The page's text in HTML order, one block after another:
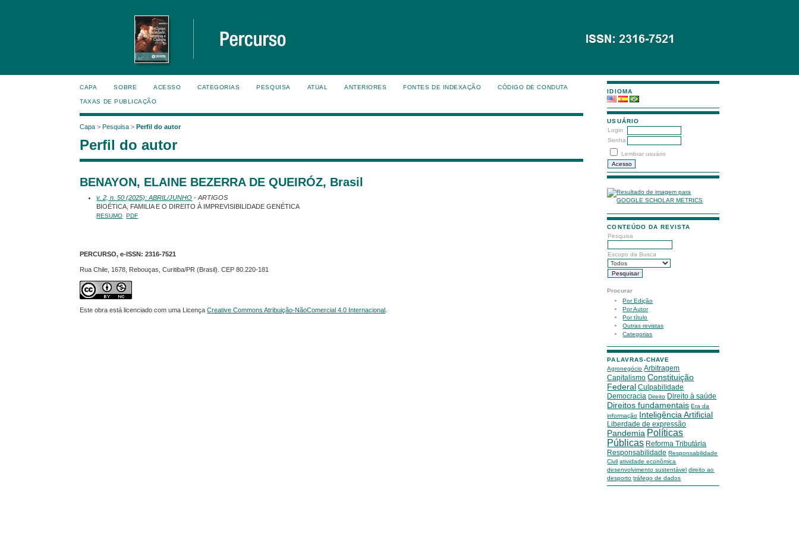
IDIOMA
USUÁRIO
Login
Senha
Lembrar usuário
CONTEÚDO DA REVISTA
Pesquisa
Escopo da Busca
Procurar
Por Edição
Por Autor
Por título
Outras revistas
Categorias
PALAVRAS-CHAVE
Agronegócio Arbitragem
Capitalismo Constituição
Federal Culpabilidade
Democracia Direito Direito à saúde
Direitos fundamentais Era da
informação Inteligência Artificial
Liberdade de expressão
Pandemia Políticas
Públicas Reforma Tributária
Responsabilidade Responsabilidade
Civil atividade econômica
desenvolvimento sustentável direito ao
desporto tráfego de dados
CAPA SOBRE ACESSO CATEGORIAS PESQUISA ATUAL ANTERIORES FONTES DE INDEXAÇÃO CÓDIGO DE CONDUTA
TAXAS DE PUBLICAÇÃO
Capa >Pesquisa >Perfil do autor
Perfil do autor
BENAYON, ELAINE BEZERRA DE QUEIRÓZ, Brasil
v. 2, n. 50 (2025): ABRIL/JUNHO - ARTIGOS
BIOÉTICA, FAMILIA E O DIREITO À IMPREVISIBILIDADE GENÉTICA
RESUMO PDF
PERCURSO, e-ISSN:2316-7521
Rua Chile, 1678, Rebouças, Curitiba/PR (Brasil). CEP 80.220-181
Este obra está licenciado com uma LicençaCreative Commons Atribuição-NãoComercial 4.0 Internacional